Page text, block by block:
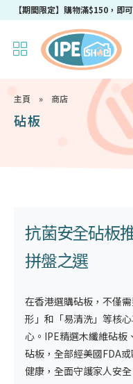
【期間限定】購物滿$150，即
主頁 » 商店
砧板
抗菌安全砧板
拼盤之選
在香港選購砧板 ，不僅
形」和「易清洗」等核
心。IPE精選木纖維砧板
砧板 ，全部經美國FDA
健康，全面守護家人安全